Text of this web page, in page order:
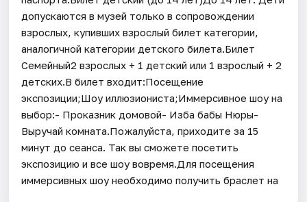
допускаются в музей только в сопровождении
взрослых, купивших взрослый билет категории,
аналогичной категории детского билета.Билет
Семейный2 взрослых + 1 детский или 1 взрослый + 2
детских.В билет входит:Посещение
экспозиции;Шоу иллюзиониста;Иммерсивное шоу на
выбор:- Проказник домовой- Изба бабы Нюры-
Выручай комната.Пожалуйста, приходите за 15
минут до сеанса. Так вы сможете посетить
экспозицию и все шоу вовремя.Для посещения
иммерсивных шоу необходимо получить браслет на